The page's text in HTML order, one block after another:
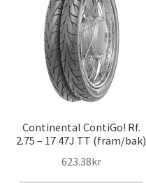
Continental ContiGo! Rf.
2.75 – 17 47J TT (fram/bak)
623.38kr